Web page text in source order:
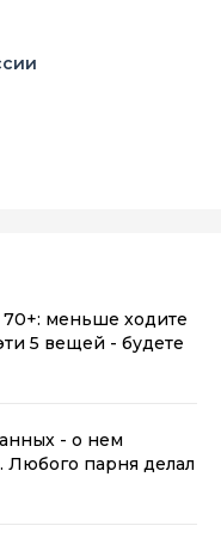
70+: меньше ходите
5 вещей - будете
- о нем
Любого парня делал